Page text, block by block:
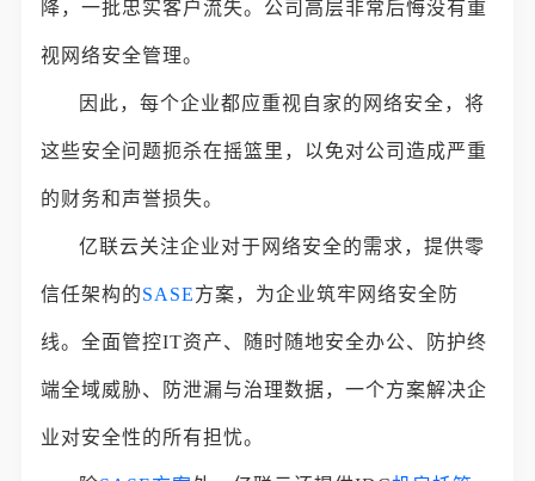
降，一批忠实客户流失。公司高层非常后悔没有重
视网络安全管理。
因此，每个企业都应重视自家的网络安全，将
这些安全问题扼杀在摇篮里，以免对公司造成严重
的财务和声誉损失。
亿联云关注企业对于网络安全的需求，提供零
信任架构的SASE方案，为企业筑牢网络安全防
线。全面管控IT资产、随时随地安全办公、防护终
端全域威胁、防泄漏与治理数据，一个方案解决企
业对安全性的所有担忧。